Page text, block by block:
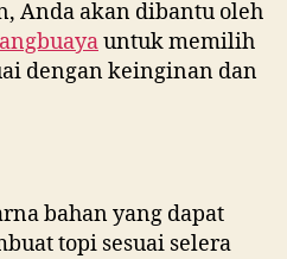
Anda akan dibantu oleh
untuk memilih
dengan keinginan dan
bahan yang dapat
topi sesuai selera